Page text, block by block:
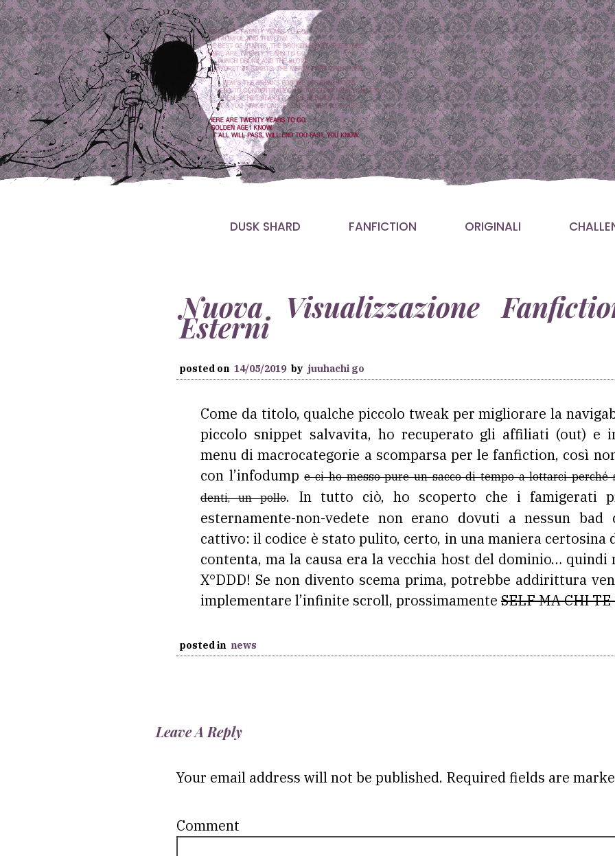
DUSK SHARD FANFICTION ORIGINALI
Nuova Visualizzazione
Esterni
posted on 14/05/2019 by juuhachi go
Come da titolo, qualche piccolo tweak per migliorare la
piccolo snippet salvavita, ho recuperato gli affiliati (out) e
menu di macrocategorie a scomparsa per le fanfiction, così
con l’infodumpe ci ho messo pure un sacco di tempo a lottarci perché
denti, un pollo. In tutto ciò, ho scoperto che i famigerati
esternamente-non-vedete non erano dovuti a nessun
cattivo: il codice è stato pulito, certo, in una maniera certosina
contenta, ma la causa era la vecchia host del dominio… quindi
X°DDD! Se non divento scema prima, potrebbe addirittura
implementare l’infinite scroll, prossimamente SELF MA CHI
posted in news
Leave A Reply
Your email address will not be published. Required fields are